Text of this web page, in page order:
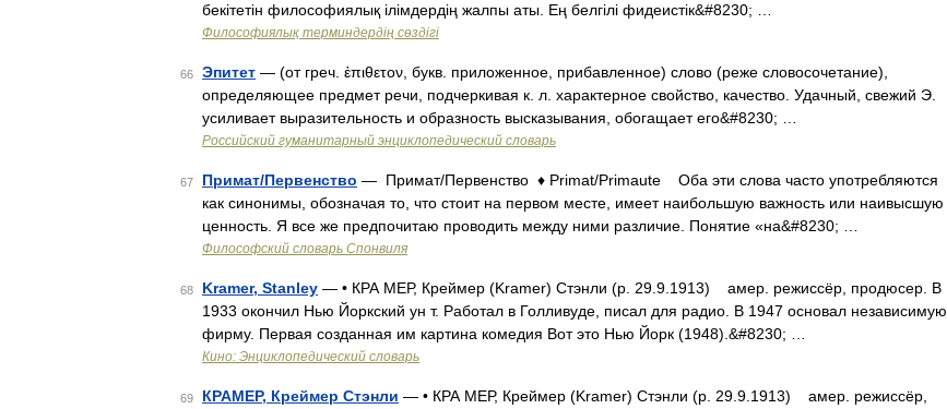
бекітетін философиялық ілімдердің жалпы аты. Ең белгілі фидеистік&#8230; …
Философиялық терминдердің сөздігі
66 Эпитет — (от греч. ἐπιθετον, букв. приложенное, прибавленное) слово (реже словосочетание),
определяющее предмет речи, подчеркивая к. л. характерное свойство, качество. Удачный, свежий Э.
усиливает выразительность и образность высказывания, обогащает его&#8230; …
Российский гуманитарный энциклопедический словарь
67 Примат/Первенство — Примат/Первенство ♦ Primat/Primaute Оба эти слова часто употребляются
как синонимы, обозначая то, что стоит на первом месте, имеет наибольшую важность или наивысшую
ценность. Я все же предпочитаю проводить между ними различие. Понятие «на&#8230; …
Философский словарь Спонвиля
68 Kramer, Stanley — • КРА МЕР, Креймер (Kramer) Стэнли (р. 29.9.1913) амер. режиссёр, продюсер. В
1933 окончил Нью Йоркский ун т. Работал в Голливуде, писал для радио. В 1947 основал независимую
фирму. Первая созданная им картина комедия Вот это Нью Йорк (1948).&#8230; …
Кино: Энциклопедический словарь
69 КРАМЕР, Креймер Стэнли — • КРА МЕР, Креймер (Kramer) Стэнли (р. 29.9.1913) амер. режиссёр,